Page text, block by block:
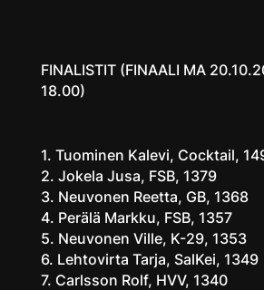
FINALISTIT (FINAALI MA
18.00)
1. Tuominen Kalevi, Cocktail,
2. Jokela Jusa, FSB, 1379
3. Neuvonen Reetta, GB, 1368
4. Perälä Markku, FSB, 1357
5. Neuvonen Ville, K-29, 1353
6. Lehtovirta Tarja, SalKei, 1349
7. Carlsson Rolf, HVV, 1340